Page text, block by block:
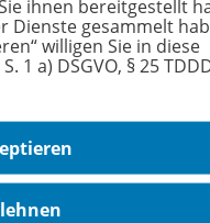
von Bund,
2018)
PDF-Dokument
ihnen bereitgestellt
Dienste gesammelt
willigen Sie in diese
1 a) DSGVO, § 25